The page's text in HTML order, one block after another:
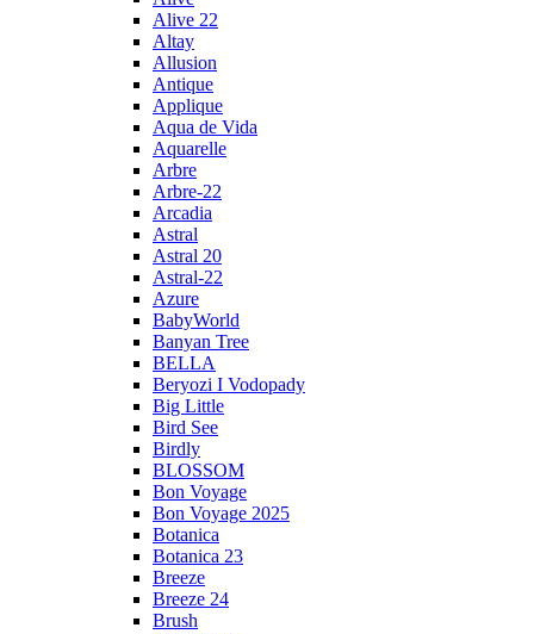
Alive 22
Altay
Allusion
Antique
Applique
Aqua de Vida
Aquarelle
Arbre
Arbre-22
Arcadia
Astral
Astral 20
Astral-22
Azure
BabyWorld
Banyan Tree
BELLA
Beryozi I Vodopady
Big Little
Bird See
Birdly
BLOSSOM
Bon Voyage
Bon Voyage 2025
Botanica
Botanica 23
Breeze
Breeze 24
Brush